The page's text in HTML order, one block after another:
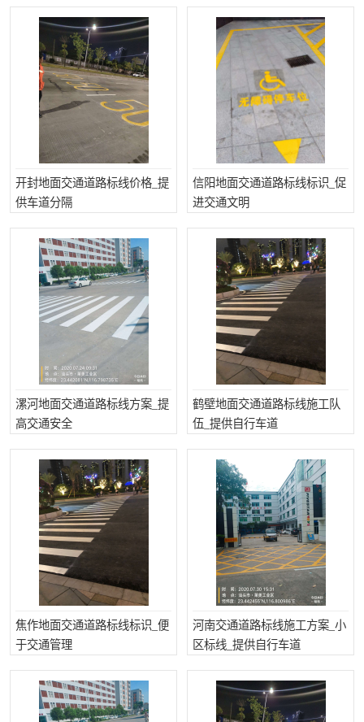
开封地面交通道路标线价格_提
供车道分隔
信阳地面交通道路标线标识_促
进交通文明
漯河地面交通道路标线方案_提
高交通安全
鹤壁地面交通道路标线施工队
伍_提供自行车道
焦作地面交通道路标线标识_便
于交通管理
河南交通道路标线施工方案_小
区标线_提供自行车道